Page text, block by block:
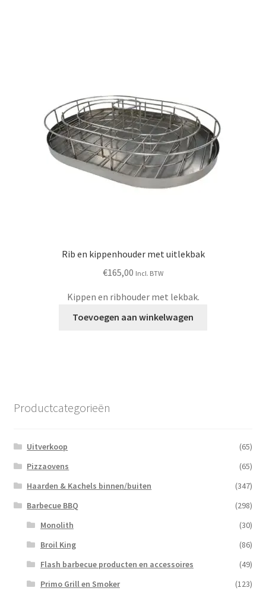
Rib en kippenhouder met uitlekbak
€165,00 Incl. BTW
Kippen en ribhouder met lekbak.
Toevoegen aan winkelwagen
Productcategorieën
Uitverkoop
(65)
Pizzaovens
(65)
Haarden & Kachels binnen/buiten
(347)
Barbecue BBQ
(298)
Monolith
(30)
Broil King
(86)
Flash barbecue producten en accessoires
(49)
Primo Grill en Smoker
(123)